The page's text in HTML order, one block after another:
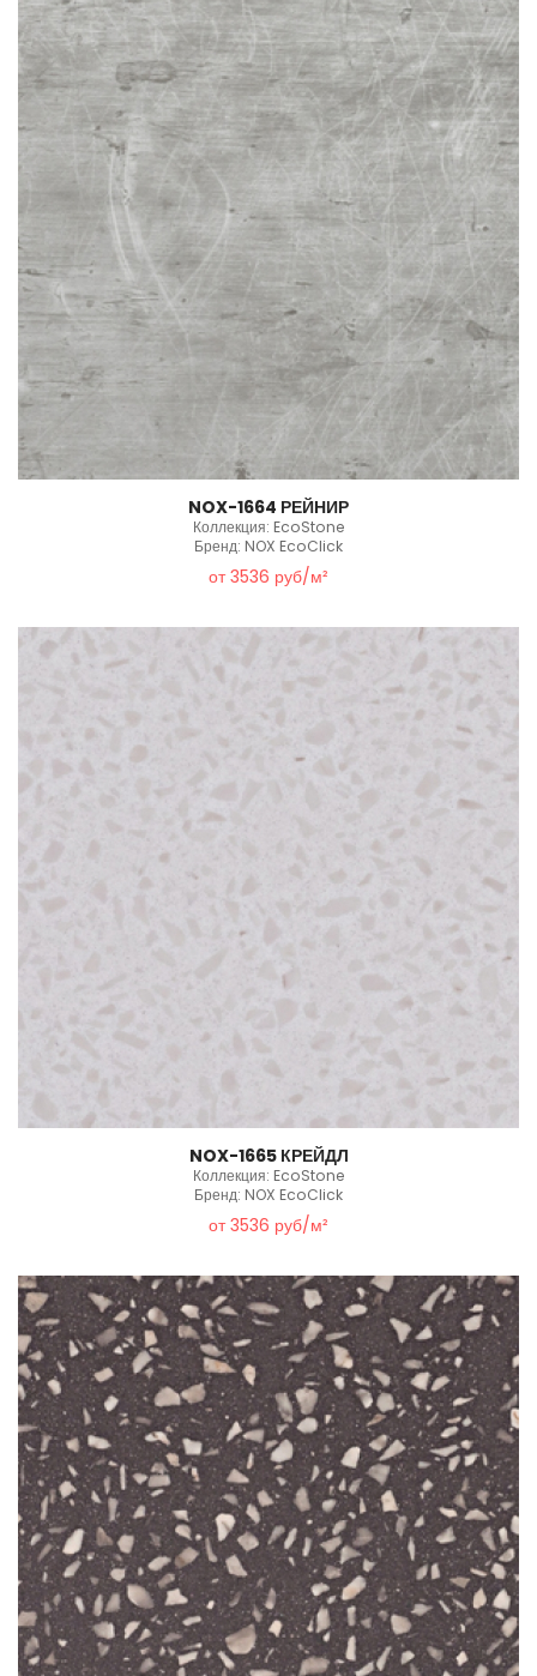
NOX-1664 РЕЙНИР
Коллекция: EcoStone
Бренд: NOX EcoClick
от 3536 руб/м²
NOX-1665 КРЕЙДЛ
Коллекция: EcoStone
Бренд: NOX EcoClick
от 3536 руб/м²